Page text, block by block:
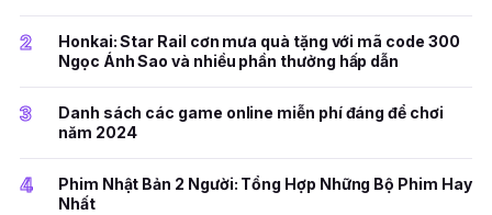
2
Honkai: Star Rail cơn mưa quà tặng với mã code 300
Ngọc Ánh Sao và nhiều phần thưởng hấp dẫn
3
Danh sách các game online miễn phí đáng để chơi
năm 2024
4
Phim Nhật Bản 2 Người: Tổng Hợp Những Bộ Phim Hay
Nhất